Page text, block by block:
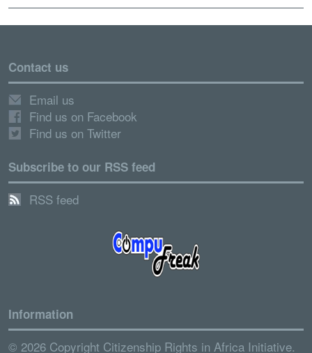
Contact us
Email us
Find us on Facebook
Find us on Twitter
Subscribe to our RSS feed
RSS feed
Information
© 2026 Copyright Citizenship Rights in Africa Initiative.